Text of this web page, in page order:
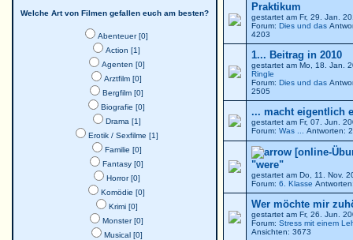
Welche Art von Filmen gefallen euch am besten?
Abenteuer [0]
Action [1]
Agenten [0]
Arztfilm [0]
Bergfilm [0]
Biografie [0]
Drama [1]
Erotik / Sexfilme [1]
Familie [0]
Fantasy [0]
Horror [0]
Komödie [0]
Krimi [0]
Monster [0]
Musical [0]
Praktikum
gestartet am Fr, 29. Jan.
Forum: Dies und das
4203
1... Beitrag in 2010
gestartet am Mo, 18. Jan.
Ringle
Forum: Dies und das
2505
... macht eigentlich
gestartet am Fr, 07. Jun.
Forum: Was ... Antworten:
[online-
"were"
gestartet am Do, 11. Nov.
Forum: 6. Klasse
Wer möchte mir
gestartet am Fr, 26. Jun.
Forum: Stress mit einem
Ansichten: 3673